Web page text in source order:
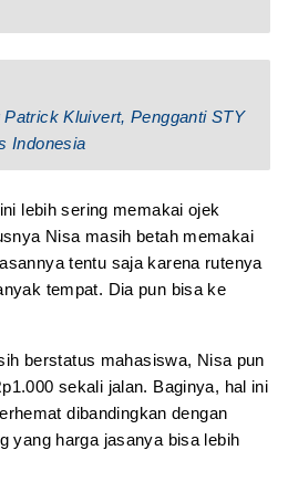
Kluivert, Pengganti STY
Indonesia
lebih sering memakai ojek
Nisa masih betah memakai
tentu saja karena rutenya
tempat. Dia pun bisa ke
berstatus mahasiswa, Nisa pun
sekali jalan. Baginya, hal ini
dibandingkan dengan
yang harga jasanya bisa lebih